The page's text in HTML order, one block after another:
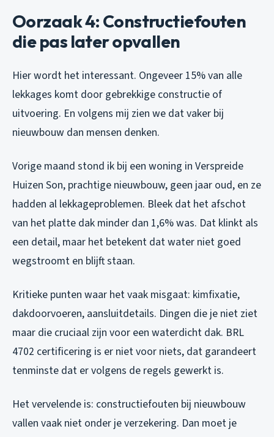
Oorzaak 4: Constructiefouten
die pas later opvallen
Hier wordt het interessant. Ongeveer 15% van alle
lekkages komt door gebrekkige constructie of
uitvoering. En volgens mij zien we dat vaker bij
nieuwbouw dan mensen denken.
Vorige maand stond ik bij een woning in Verspreide
Huizen Son, prachtige nieuwbouw, geen jaar oud, en ze
hadden al lekkageproblemen. Bleek dat het afschot
van het platte dak minder dan 1,6% was. Dat klinkt als
een detail, maar het betekent dat water niet goed
wegstroomt en blijft staan.
Kritieke punten waar het vaak misgaat: kimfixatie,
dakdoorvoeren, aansluitdetails. Dingen die je niet ziet
maar die cruciaal zijn voor een waterdicht dak. BRL
4702 certificering is er niet voor niets, dat garandeert
tenminste dat er volgens de regels gewerkt is.
Het vervelende is: constructiefouten bij nieuwbouw
vallen vaak niet onder je verzekering. Dan moet je